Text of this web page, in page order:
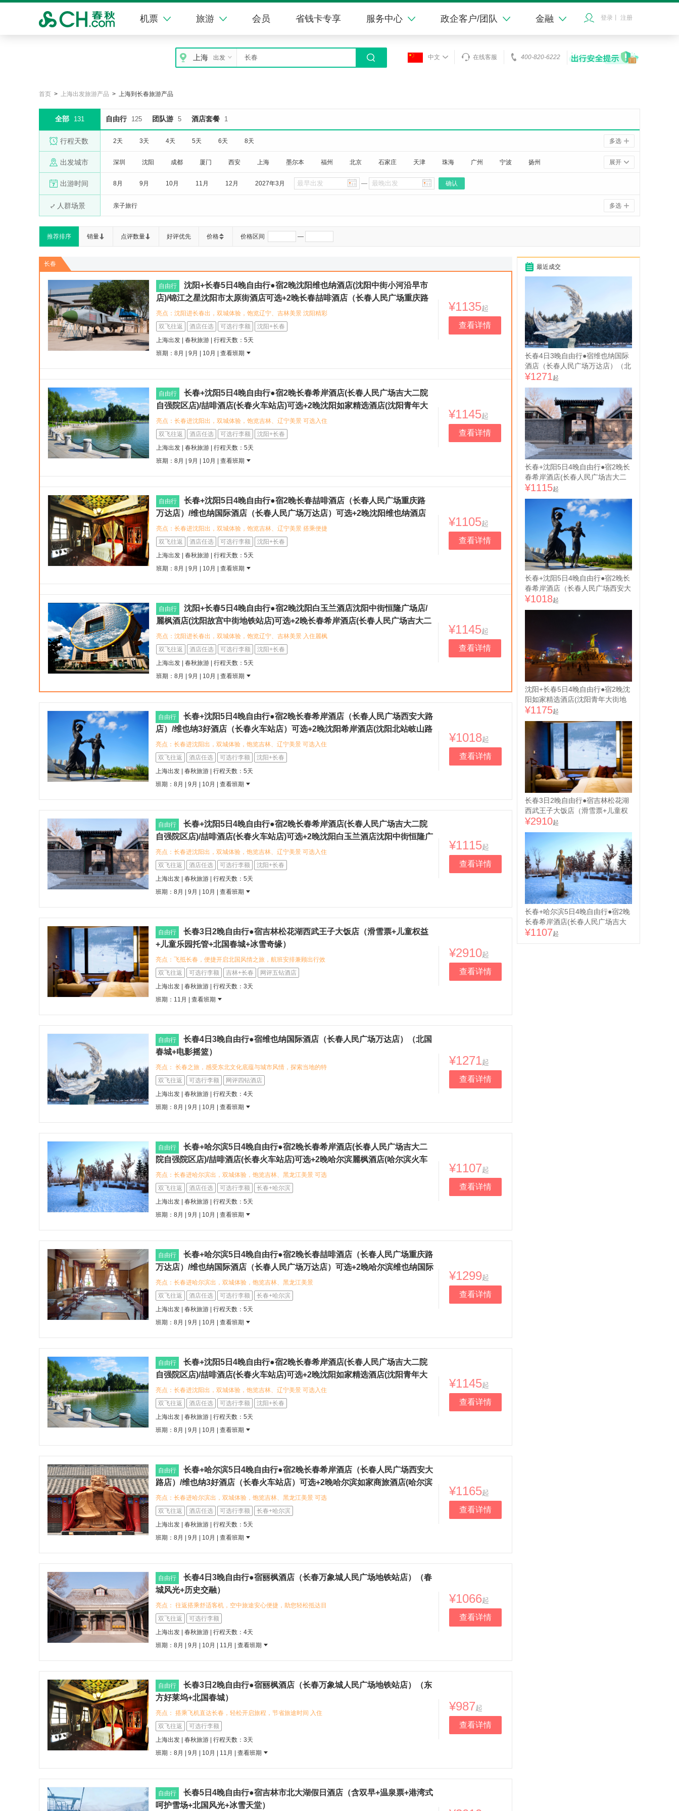
机票 旅游 会员 省钱卡专享 服务中心 政企客户/团队 金融 登录 注册
上海 出发 中文 在线客服 400-820-6222
首页 > 上海出发旅游产品 > 上海到长春旅游产品
全部 131 自由行 125 团队游 5 酒店套餐 1
行程天数 2天 3天 4天 5天 6天 8天 多选
出发城市 深圳 沈阳 成都 厦门 西安 上海 墨尔本 福州 北京 石家庄 天津 珠海 广州 宁波
扬州
展开
出游时间 8月 9月 10月 11月 12月 2027年3月 — 确认
人群场景 亲子旅行 多选
推荐排序 销量 点评数量 好评优先 价格 价格区间 —
长春
自由行
沈阳+长春5日4晚自由行●宿2晚沈阳维也纳酒店(沈阳中街小河沿早市
店)/锦江之星沈阳市太原街酒店可选+2晚长春喆啡酒店（长春人民广场重庆路
万达店）/维也纳国际酒店（长春人民广场万达店）可选（沈阳进长春出+盛京
古韵+东方鲁尔）
亮点：沈阳进长春出，双城体验，饱览辽宁、吉林美景 沈阳精彩
之旅，便捷出行，享舒适住宿体验 可选入住锦江之星沈阳市太原
街酒店，感受三钻品质服务，或入住维也纳酒店(沈阳中街小河沿
索当地的故宫博物院、品尝特色老边饺子，您可以漫步中街步行
双飞往返 酒店任选 可选行李额
沈阳+长春
上海出发 | 春秋旅游 | 行程天数：5天
班期：8月 | 9月 | 10月 | 查看班期
¥1135起
查看详情
自由行
长春+沈阳5日4晚自由行●宿2晚长春希岸酒店(长春人民广场吉大二院
自强院区店)/喆啡酒店(长春火车站店)可选+2晚沈阳如家精选酒店(沈阳青年大
街地铁站店)/和颐至尚酒店(沈阳北站地铁站店)可选（长春进沈阳出+北国春城
+冰雪奇缘）
亮点：长春进沈阳出，双城体验，饱览吉林、辽宁美景 可选入住
喆啡酒店(长春火车站店)，融合咖啡馆文化与住宿体验，地理位
置便捷，助您轻松开启长春之旅。 可选入住希岸酒店(长春人民
供舒适休憩空间。 您可以探访伪满皇宫博物院，感受近代历史风
双飞往返 酒店任选 可选行李额
沈阳+长春
上海出发 | 春秋旅游 | 行程天数：5天
班期：8月 | 9月 | 10月 | 查看班期
¥1145起
查看详情
自由行
长春+沈阳5日4晚自由行●宿2晚长春喆啡酒店（长春人民广场重庆路
万达店）/维也纳国际酒店（长春人民广场万达店）可选+2晚沈阳维也纳酒店
(沈阳中街小河沿早市店)/锦江之星沈阳市太原街酒店可选（长春进沈阳出+北
国春城+雪韵风情）
亮点：长春进沈阳出，双城体验，饱览吉林、辽宁美景 搭乘便捷
航班，轻松开启长春之旅，节省旅途时间，提升出行舒适度。 可
选入住喆啡酒店（长春人民广场重庆路万达店），融合咖啡文化
品牌连锁的品质服务。 您可以漫步长春市中心，探索人民广场周
风味，尽享舌尖上的东北。
双飞往返 酒店任选 可选行李额
沈阳+长春
上海出发 | 春秋旅游 | 行程天数：5天
班期：8月 | 9月 | 10月 | 查看班期
¥1105起
查看详情
自由行
沈阳+长春5日4晚自由行●宿2晚沈阳白玉兰酒店沈阳中街恒隆广场店/
麗枫酒店(沈阳故宫中街地铁站店)可选+2晚长春希岸酒店(长春人民广场吉大二
院自强院区店)/喆啡酒店(长春火车站店)可选（沈阳进长春出+古韵盛京+春城
新貌）
亮点：沈阳进长春出，双城体验，饱览辽宁、吉林美景 入住麗枫
酒店(沈阳故宫中街地铁站店)，畅享舒适温馨的香氛住宿体验，
出行便利，近地铁直达景点。 可选白玉兰酒店(沈阳中街恒隆广
捷。 您可以漫步沈阳故宫感受清代历史韵味，或探索当地的特色
小吃如老边饺子、李连贵熏肉大饼。
双飞往返 酒店任选 可选行李额
沈阳+长春
上海出发 | 春秋旅游 | 行程天数：5天
班期：8月 | 9月 | 10月 | 查看班期
¥1145起
查看详情
自由行
长春+沈阳5日4晚自由行●宿2晚长春希岸酒店（长春人民广场西安大路
店）/维也纳3好酒店（长春火车站店）可选+2晚沈阳希岸酒店(沈阳北站岐山路
地铁站店)/锦江之星沈阳故宫店可选（长春进沈阳出+北国春城+雪韵长白）
亮点：长春进沈阳出，双城体验，饱览吉林、辽宁美景 可选入住
希岸酒店（长春人民广场西安大路店）或维也纳3好酒店（长春
火车站店），体验舒适便捷的三钻品质住宿，地理位置优越，出
地特色美食，如锅包肉、冷面等地道风味。 部分酒店临近地铁站
双飞往返 酒店任选 可选行李额
沈阳+长春
上海出发 | 春秋旅游 | 行程天数：5天
班期：8月 | 9月 | 10月 | 查看班期
¥1018起
查看详情
自由行
长春+沈阳5日4晚自由行●宿2晚长春希岸酒店(长春人民广场吉大二院
自强院区店)/喆啡酒店(长春火车站店)可选+2晚沈阳白玉兰酒店沈阳中街恒隆广
场店/麗枫酒店(沈阳故宫中街地铁站店)可选（长春进沈阳出+东北风情+历史交
融）
亮点：长春进沈阳出，双城体验，饱览吉林、辽宁美景 可选入住
喆啡酒店(长春火车站店)，融合咖啡馆文化与住宿体验，感受雅
致格调的旅居空间。 可选入住希岸酒店(长春人民广场吉大二院
探索当地的特色美食与历史文化，您可以漫步街头品尝地道小
旅程。
双飞往返 酒店任选 可选行李额
沈阳+长春
上海出发 | 春秋旅游 | 行程天数：5天
班期：8月 | 9月 | 10月 | 查看班期
¥1115起
查看详情
自由行
长春3日2晚自由行●宿吉林松花湖西武王子大饭店（滑雪票+儿童权益
+儿童乐园托管+北国春城+冰雪奇缘）
亮点：飞抵长春，便捷开启北国风情之旅，航班安排兼顾出行效
率与舒适体验。 入住吉林松花湖西武王子大饭店，享五钻品质服
务，地理位置优越，毗邻万科松花湖度假区，出行便利。 目的地
探索当地的冰雪主题景观与历史文化遗迹。
双飞往返 可选行李额 吉林+长春
网评五钻酒店
上海出发 | 春秋旅游 | 行程天数：3天
班期：11月 | 查看班期
¥2910起
查看详情
自由行
长春4日3晚自由行●宿维也纳国际酒店（长春人民广场万达店）（北国
春城+电影摇篮）
亮点： 长春之旅，感受东北文化底蕴与城市风情，探索当地的特
色建筑与风味美食，您可以品味地道的锅包肉、体验浓郁的人文
氛围。 入住维也纳国际酒店（长春人民广场万达店），享受品牌
障。
双飞往返 可选行李额
网评四钻酒店
上海出发 | 春秋旅游 | 行程天数：4天
班期：8月 | 9月 | 10月 | 查看班期
¥1271起
查看详情
自由行
长春+哈尔滨5日4晚自由行●宿2晚长春希岸酒店(长春人民广场吉大二
院自强院区店)/喆啡酒店(长春火车站店)可选+2晚哈尔滨麗枫酒店(哈尔滨火车
站站前广场店)/潮漫酒店(哈尔滨中央大街步行街公路大桥地铁站店)可选（长春
进哈尔滨出+北国春城+雪韵风情）
亮点：长春进哈尔滨出，双城体验，饱览吉林、黑龙江美景 可选
入住喆啡酒店(长春火车站店)，融合咖啡馆文化与住宿体验，地
理位置便捷，助您轻松开启长春之旅。 可选入住希岸酒店(长春
途提供舒适休憩空间。 可选入住麗枫酒店(哈尔滨火车站站前广
格，毗邻核心商圈，探索城市的理想下榻之选。 目的地拥有丰富
的东北民俗文化与历史建筑，您可以漫步街头感受独特城市韵
双飞往返 酒店任选 可选行李额
长春+哈尔滨
上海出发 | 春秋旅游 | 行程天数：5天
班期：8月 | 9月 | 10月 | 查看班期
¥1107起
查看详情
自由行
长春+哈尔滨5日4晚自由行●宿2晚长春喆啡酒店（长春人民广场重庆路
万达店）/维也纳国际酒店（长春人民广场万达店）可选+2晚哈尔滨维也纳国际
酒店(哈尔滨哈西高铁站店)/凯里亚德酒店(哈尔滨西站万达广场店)可选（长春
进哈尔滨出+北国春城+冰雪风情）
亮点：长春进哈尔滨出，双城体验，饱览吉林、黑龙江美景
:airplane:含往返机票，轻松抵达目的地，畅享便捷出行体验。
可选入住喆啡酒店（长春人民广场重庆路万达店），融合咖啡馆
（长春人民广场万达店），品味欧式典雅设计，享受舒适休憩空
酸菜炖粉条等特色美食，感受浓郁的关东风味。
双飞往返 酒店任选 可选行李额
长春+哈尔滨
上海出发 | 春秋旅游 | 行程天数：5天
班期：8月 | 9月 | 10月 | 查看班期
¥1299起
查看详情
自由行
长春+沈阳5日4晚自由行●宿2晚长春希岸酒店(长春人民广场吉大二院
自强院区店)/喆啡酒店(长春火车站店)可选+2晚沈阳如家精选酒店(沈阳青年大
街地铁站店)/和颐至尚酒店(沈阳北站地铁站店)可选（长春进沈阳出+北国春城
+冰雪奇缘）
亮点：长春进沈阳出，双城体验，饱览吉林、辽宁美景 可选入住
喆啡酒店(长春火车站店)，融合咖啡馆文化与住宿体验，地理位
置便捷，助您轻松开启长春之旅。 可选入住希岸酒店(长春人民
供舒适休憩空间。 您可以探访伪满皇宫博物院，感受近代历史风
双飞往返 酒店任选 可选行李额
沈阳+长春
上海出发 | 春秋旅游 | 行程天数：5天
班期：8月 | 9月 | 10月 | 查看班期
¥1145起
查看详情
自由行
长春+哈尔滨5日4晚自由行●宿2晚长春希岸酒店（长春人民广场西安大
路店）/维也纳3好酒店（长春火车站店）可选+2晚哈尔滨如家商旅酒店(哈尔滨
融创乐园世祥路店)/和颐至尊酒店(哈尔滨高铁西站万达广场店)可选（长春进哈
尔滨出+北国春城+冰雪奇缘）
亮点：长春进哈尔滨出，双城体验，饱览吉林、黑龙江美景 可选
入住希岸酒店（长春人民广场西安大路店），感受温馨雅致的住
宿氛围，或入住维也纳3好酒店（长春火车站店），体验品牌连
色美食与文化风情，感受东北城市的独特韵味。
双飞往返 酒店任选 可选行李额
长春+哈尔滨
上海出发 | 春秋旅游 | 行程天数：5天
班期：8月 | 9月 | 10月 | 查看班期
¥1165起
查看详情
自由行
长春4日3晚自由行●宿丽枫酒店（长春万象城人民广场地铁站店）（春
城风光+历史交融）
亮点： 往返搭乘舒适客机，空中旅途安心便捷，助您轻松抵达目
的地 可选入住麗枫品牌酒店——丽枫酒店（长春万象城人民广场
地铁站店），享受温馨服务与静谧舒适的下榻环境，为旅程提供
火气息与人文风情，感受长春的独特魅力
双飞往返
可选行李额
上海出发 | 春秋旅游 | 行程天数：4天
班期：8月 | 9月 | 10月 | 11月 | 查看班期
¥1066起
查看详情
自由行
长春3日2晚自由行●宿丽枫酒店（长春万象城人民广场地铁站店）（东
方好莱坞+北国春城）
亮点： 搭乘飞机直达长春，轻松开启旅程，节省旅途时间 入住
丽枫酒店（长春万象城人民广场地铁站店），体验麗枫品牌温馨
舒适的服务，享受便捷地理位置带来的出行便利 探索当地的伪满
以品尝长春特色的锅包肉、冷面等地道美食，体验丰富的东北饮
双飞往返
可选行李额
上海出发 | 春秋旅游 | 行程天数：3天
班期：8月 | 9月 | 10月 | 11月 | 查看班期
¥987起
查看详情
自由行
长春5日4晚自由行●宿吉林市北大湖假日酒店（含双早+温泉票+港湾式
呵护雪场+北国风光+冰雪天堂）
最近成交
长春4日3晚自由行●宿维也纳国际
酒店（长春人民广场万达店）（北
国春城+电影摇篮）
¥1271起
长春+沈阳5日4晚自由行●宿2晚长
春希岸酒店(长春人民广场吉大二
院自强院区店)/喆啡酒店(长春火车
站店)可选+2晚沈阳白玉兰酒店沈
阳中街恒隆广场店/麗枫酒店(沈阳
故宫中街地铁站店)可选（长春进
沈阳出+东北风情+历史交融）
¥1115起
长春+沈阳5日4晚自由行●宿2晚长
春希岸酒店（长春人民广场西安大
路店）/维也纳3好酒店（长春火车
站店）可选+2晚沈阳希岸酒店(沈
阳北站岐山路地铁站店)/锦江之星
+北国春城+雪韵长白）
¥1018起
沈阳+长春5日4晚自由行●宿2晚沈
阳如家精选酒店(沈阳青年大街地
铁站店)/和颐至尚酒店(沈阳北站地
铁站店)可选+2晚长春希岸酒店(长
春人民广场吉大二院自强院区店)/
喆啡酒店(长春火车站店)可选（沈
阳进长春出+历史名城+现代风貌）
¥1175起
长春3日2晚自由行●宿吉林松花湖
西武王子大饭店（滑雪票+儿童权
益+儿童乐园托管+北国春城+冰雪
奇缘）
¥2910起
长春+哈尔滨5日4晚自由行●宿2晚
长春希岸酒店(长春人民广场吉大
二院自强院区店)/喆啡酒店(长春火
¥1107起